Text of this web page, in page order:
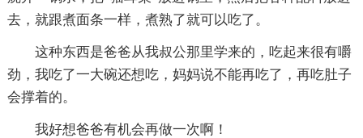
去，就跟煮面条一样，煮熟了就可以吃了。
这种东西是爸爸从我叔公那里学来的，吃起来很有嚼
劲，我吃了一大碗还想吃，妈妈说不能再吃了，再吃肚子
会撑着的。
我好想爸爸有机会再做一次啊！